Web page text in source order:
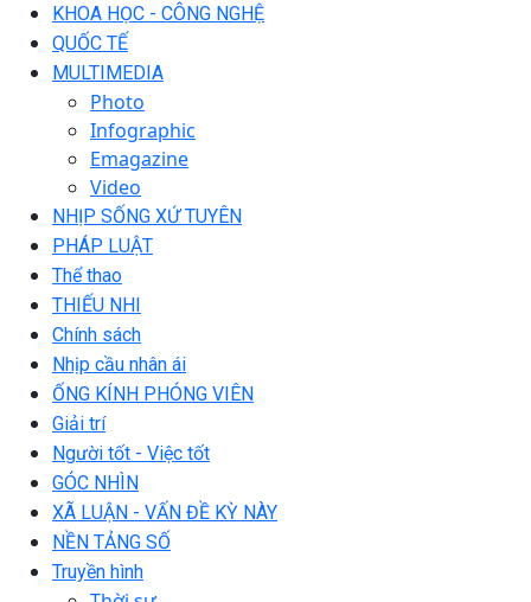
KHOA HỌC - CÔNG NGHỆ
QUỐC TẾ
MULTIMEDIA
Photo
Infographic
Emagazine
Video
NHỊP SỐNG XỨ TUYÊN
PHÁP LUẬT
Thể thao
THIẾU NHI
Chính sách
Nhịp cầu nhân ái
ỐNG KÍNH PHÓNG VIÊN
Giải trí
Người tốt - Việc tốt
GÓC NHÌN
XÃ LUẬN - VẤN ĐỀ KỲ NÀY
NỀN TẢNG SỐ
Truyền hình